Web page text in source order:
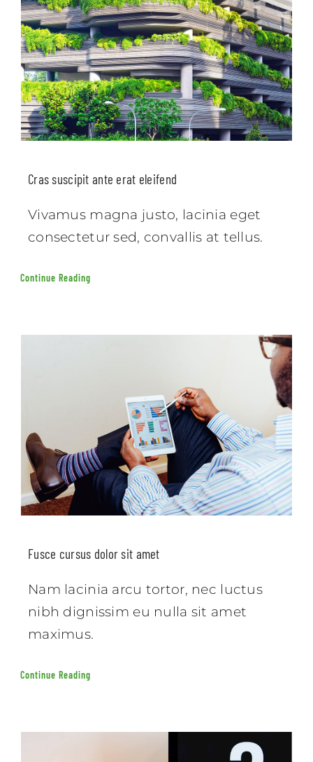
Cras suscipit ante erat eleifend
Vivamus magna justo, lacinia eget
consectetur sed, convallis at tellus.
Continue Reading
Fusce cursus dolor sit amet
Nam lacinia arcu tortor, nec luctus
nibh dignissim eu nulla sit amet
maximus.
Continue Reading